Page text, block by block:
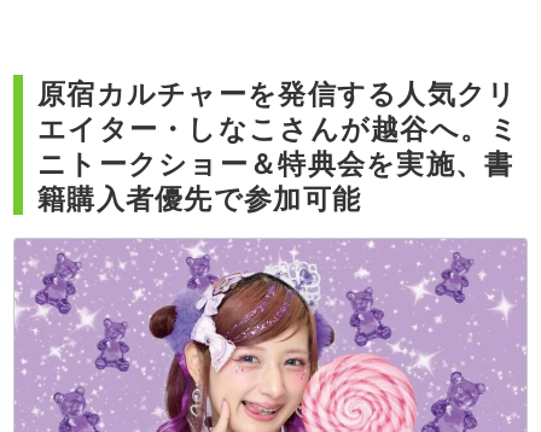
原宿カルチャーを発信する人気クリ
エイター・しなこさんが越谷へ。ミ
ニトークショー＆特典会を実施、書
籍購入者優先で参加可能